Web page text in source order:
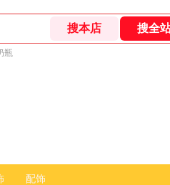
瓶
配饰